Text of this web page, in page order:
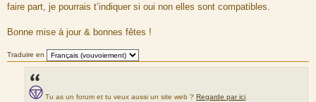
faire part, je pourrais t’indiquer si oui non elles sont compatibles.
Bonne mise à jour & bonnes fêtes !
Traduire en
Tu as un forum et tu veux aussi un site web ? Regarde par ici